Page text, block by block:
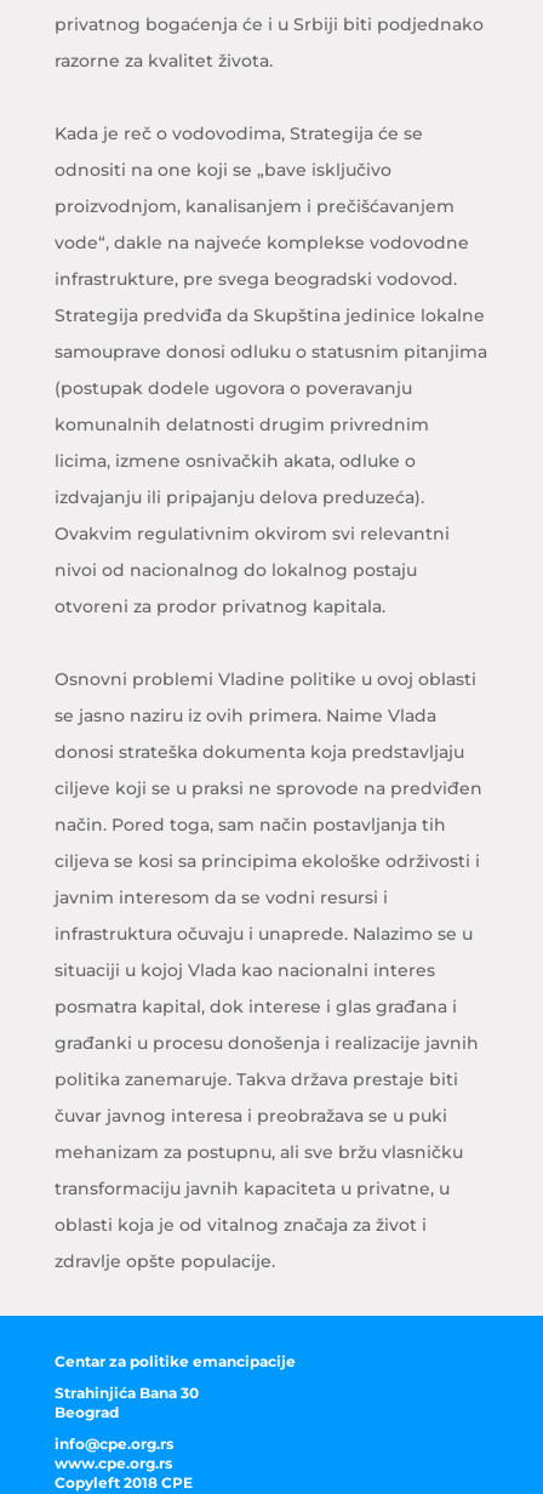
privatnog bogaćenja će i u Srbiji biti podjednako
razorne za kvalitet života.
Kada je reč o vodovodima, Strategija će se
odnositi na one koji se „bave isključivo
proizvodnjom, kanalisanjem i prečišćavanjem
vode“, dakle na najveće komplekse vodovodne
infrastrukture, pre svega beogradski vodovod.
Strategija predviđa da Skupština jedinice lokalne
samouprave donosi odluku o statusnim pitanjima
(postupak dodele ugovora o poveravanju
komunalnih delatnosti drugim privrednim
licima, izmene osnivačkih akata, odluke o
izdvajanju ili pripajanju delova preduzeća).
Ovakvim regulativnim okvirom svi relevantni
nivoi od nacionalnog do lokalnog postaju
otvoreni za prodor privatnog kapitala.
Osnovni problemi Vladine politike u ovoj oblasti
se jasno naziru iz ovih primera. Naime Vlada
donosi strateška dokumenta koja predstavljaju
ciljeve koji se u praksi ne sprovode na predviđen
način. Pored toga, sam način postavljanja tih
ciljeva se kosi sa principima ekološke održivosti i
javnim interesom da se vodni resursi i
infrastruktura očuvaju i unaprede. Nalazimo se u
situaciji u kojoj Vlada kao nacionalni interes
posmatra kapital, dok interese i glas građana i
građanki u procesu donošenja i realizacije javnih
politika zanemaruje. Takva država prestaje biti
čuvar javnog interesa i preobražava se u puki
mehanizam za postupnu, ali sve bržu vlasničku
transformaciju javnih kapaciteta u privatne, u
oblasti koja je od vitalnog značaja za život i
zdravlje opšte populacije.
Centar za politike emancipacije
Strahinjića Bana 30
Beograd
info@cpe.org.rs
www.cpe.org.rs
Copyleft 2018 CPE